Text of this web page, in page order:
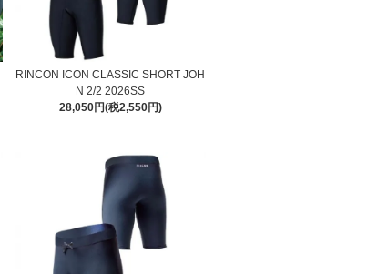
RINCON ICON CLASSIC SHORT JOH
N 2/2 2026SS
28,050円(税2,550円)